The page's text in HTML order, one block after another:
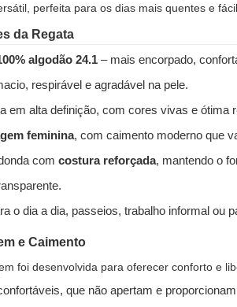
perfeita para os dias mais quentes e
da Regata
algodão 24.1 – mais encorpado,
respirável e agradável na pele.
em alta definição, com cores vivas e ótima
feminina, com caimento moderno que
com costura reforçada, mantendo o
o dia a dia, passeios, trabalho informal ou
e Caimento
foi desenvolvida para oferecer conforto e
que não apertam e